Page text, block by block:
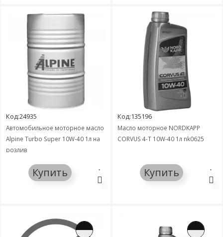
Код:24935
Автомобильное моторное масло
Alpine Turbo Super 10W-40 1л на
розлив
Купить
Код:135196
Масло моторное NORDKAPP
CORVUS 4-T 10W-40 1л nk0625
Купить